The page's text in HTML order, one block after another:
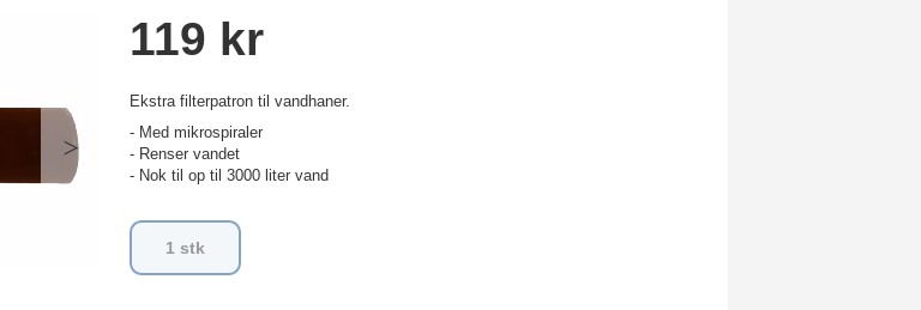
119 kr
Ekstra filterpatron til vandhaner.
- Med mikrospiraler
- Renser vandet
- Nok til op til 3000 liter vand
1 stk